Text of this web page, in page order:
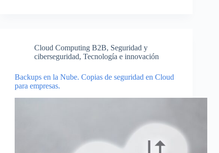
Cloud Computing B2B, Seguridad y
ciberseguridad, Tecnología e innovación
Backups en la Nube. Copias de seguridad en Cloud
para empresas.